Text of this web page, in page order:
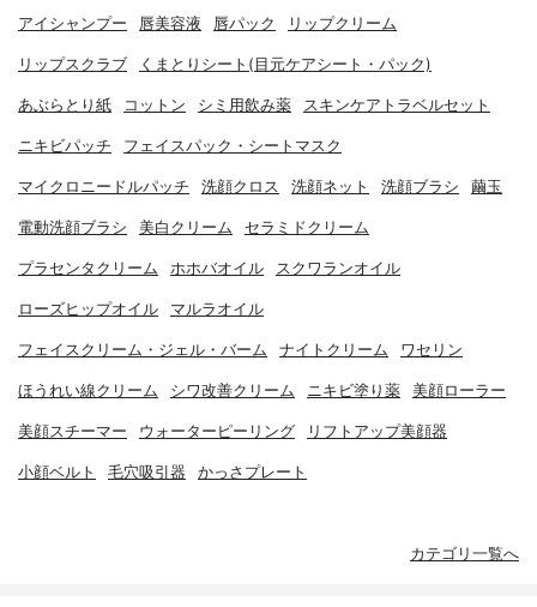
アイシャンプー 唇美容液 唇パック リップクリーム
リップスクラブ くまとりシート(目元ケアシート・パック)
あぶらとり紙 コットン シミ用飲み薬 スキンケアトラベルセット
ニキビパッチ フェイスパック・シートマスク
マイクロニードルパッチ 洗顔クロス 洗顔ネット 洗顔ブラシ 繭玉
電動洗顔ブラシ 美白クリーム セラミドクリーム
プラセンタクリーム ホホバオイル スクワランオイル
ローズヒップオイル マルラオイル
フェイスクリーム・ジェル・バーム ナイトクリーム ワセリン
ほうれい線クリーム シワ改善クリーム ニキビ塗り薬 美顔ローラー
美顔スチーマー ウォーターピーリング リフトアップ美顔器
小顔ベルト 毛穴吸引器 かっさプレート
カテゴリ一覧へ